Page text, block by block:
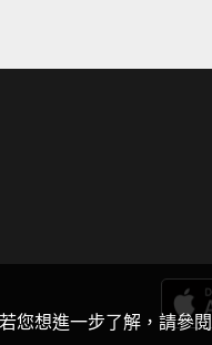
您想進一步了解，請參